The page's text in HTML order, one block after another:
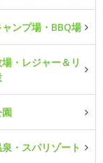
ャンプ場・BBQ場
・レジャー＆リ
・スパリゾート